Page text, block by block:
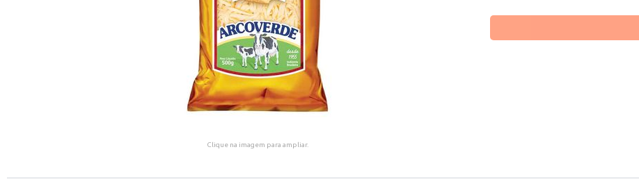
Clique na imagem para ampliar.